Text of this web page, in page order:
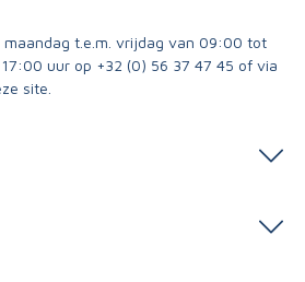
maandag t.e.m. vrijdag van 09:00 tot
uur op +32 (0) 56 37 47 45 of via
site.